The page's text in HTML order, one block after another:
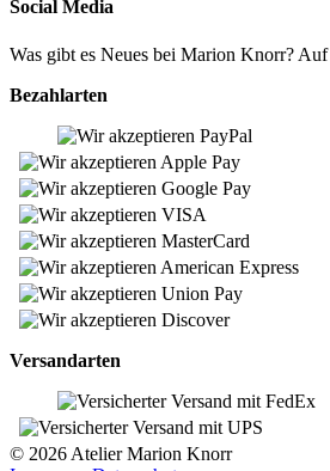
Social Media
Was gibt es Neues bei Marion Knorr?
Bezahlarten
Versandarten
© 2026 Atelier Marion Knorr